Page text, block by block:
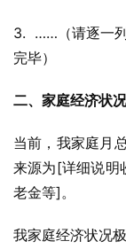
3.  ……（请逐一
完毕）
二、家庭经济状
当前，我家庭月
来源为[详细说明
老金等]。
我家庭经济状况